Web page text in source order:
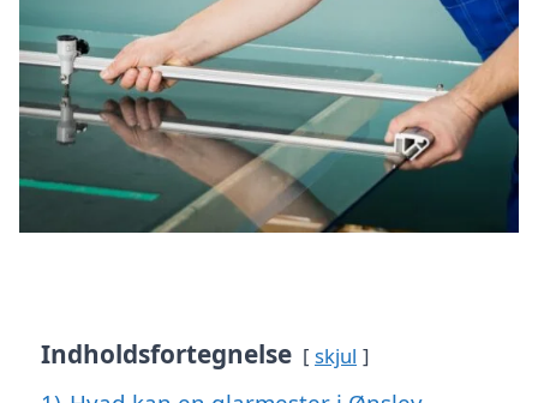
Indholdsfortegnelse skjul